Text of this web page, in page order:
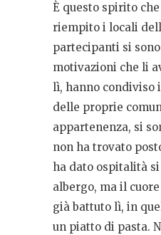
È questo spirito
riempito i locali
partecipanti si
motivazioni che li
lì, hanno condiviso
delle proprie
appartenenza, si
non ha trovato
ha dato ospitalità
albergo, ma il
già battuto lì, in
un piatto di pasta.